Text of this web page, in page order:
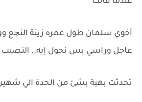
أخوي سلمان طول عمره زينة النچع
عاجل وراسي بس نجول إيه.. النصيب
تحدثت بهية بشئ من الحدة الي